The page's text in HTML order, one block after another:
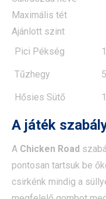
Maximális tét
Ajánlott szint
Pici Pékség
Tűzhegy
Hősies Sütő
A játék
A Chicken Road
pontosan tartsuk be
csirkénk mindig a